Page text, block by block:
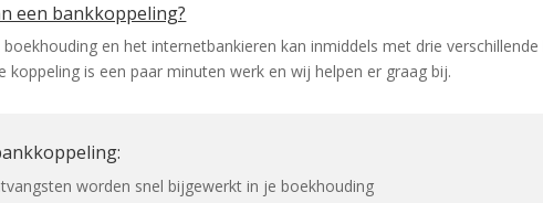
een bankkoppeling?
en het internetbankieren kan inmiddels met drie
koppeling is een paar minuten werk en wij helpen er graag bij.
worden snel bijgewerkt in je boekhouding